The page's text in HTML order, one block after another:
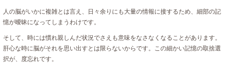
人の脳がいかに複雑とは言え、日々余りにも大量の情報に接するため、細部の記
憶が曖昧になってしまうわけです。
そして、時には慣れ親しんだ状況でさえも意味をなさなくなることがあります。
肝心な時に脳がそれを思い出すとは限らないからです。この細かい記憶の取捨選
択が、度忘れです。